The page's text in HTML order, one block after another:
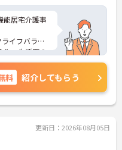
能居宅介護事
イフバラン
為、生活面の
いただけます
トなど、さら
にご相談くだ
料 紹介してもらう
更新日：2026年08月05日